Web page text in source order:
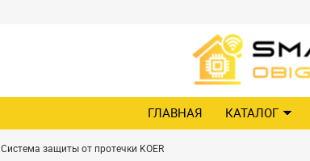
ГЛАВНАЯ КАТАЛОГ
Система защиты от протечки KOER